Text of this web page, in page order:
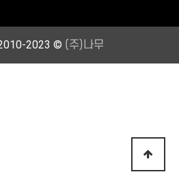
2023 © (주)나무